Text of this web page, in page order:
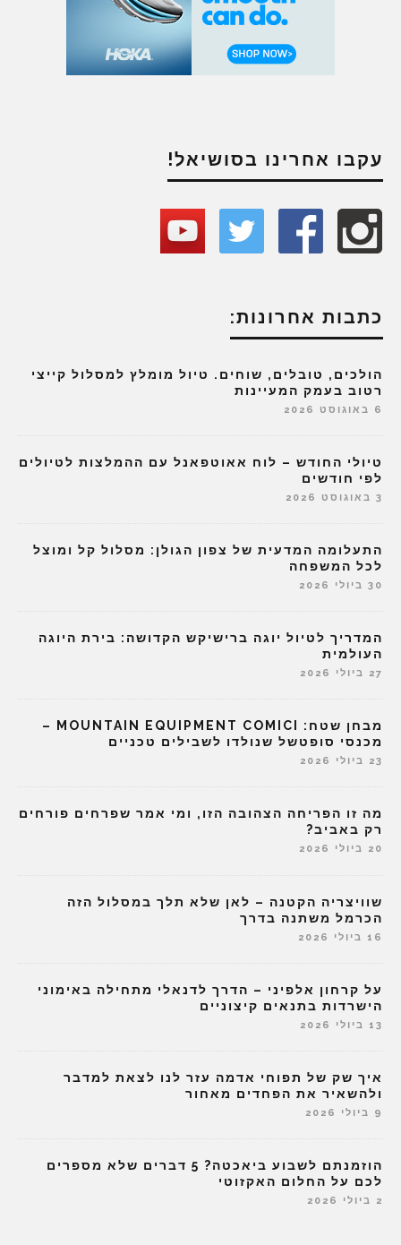
עקבו אחרינו בסושיאל!
כתבות אחרונות:
הולכים, טובלים, שוחים. טיול מומלץ למסלול קייצי
רטוב בעמק המעיינות
6 באוגוסט 2026
טיולי החודש – לוח אאוטפאנל עם ההמלצות לטיולים
לפי חודשים
3 באוגוסט 2026
התעלומה המדעית של צפון הגולן: מסלול קל ומוצל
לכל המשפחה
30 ביולי 2026
המדריך לטיול יוגה ברישיקש הקדושה: בירת היוגה
העולמית
27 ביולי 2026
מבחן שטח: MOUNTAIN EQUIPMENT COMICI –
מכנסי סופטשל שנולדו לשבילים טכניים
23 ביולי 2026
מה זו הפריחה הצהובה הזו, ומי אמר שפרחים פורחים
רק באביב?
20 ביולי 2026
שוויצריה הקטנה – לאן שלא תלך במסלול הזה
הכרמל משתנה בדרך
16 ביולי 2026
על קרחון אלפיני – הדרך לדנאלי מתחילה באימוני
הישרדות בתנאים קיצוניים
13 ביולי 2026
איך שק של תפוחי אדמה עזר לנו לצאת למדבר
ולהשאיר את הפחדים מאחור
9 ביולי 2026
הוזמנתם לשבוע ביאכטה? 5 דברים שלא מספרים
לכם על החלום האקזוטי
2 ביולי 2026